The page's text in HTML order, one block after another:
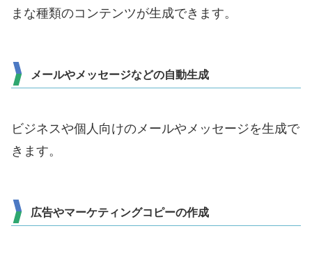
まな種類のコンテンツが生成できます。
メールやメッセージなどの自動生成
ビジネスや個人向けのメールやメッセージを生成で
きます。
広告やマーケティングコピーの作成